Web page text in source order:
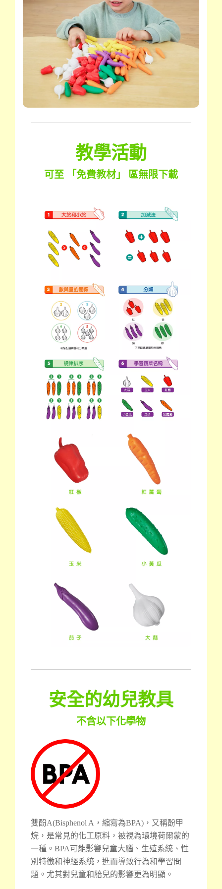
教學活動
可至 「免費教材」 區無限下載
安全的幼兒教具
不含以下化學物
雙酚A(Bisphenol A，縮寫為BPA)，又稱酚甲
烷，是常見的化工原料，被視為環境荷爾蒙的
一種。BPA可能影響兒童大腦、生殖系統、性
別特徵和神經系統，進而導致行為和學習問
題。尤其對兒童和胎兒的影響更為明顯。